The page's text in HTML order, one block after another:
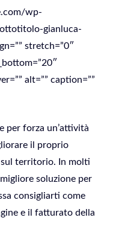
wp-
gianluca-
stretch=”0″
alt=”” caption=””
per forza un’attività
il proprio
territorio. In molti
soluzione per
consigliarti come
e il fatturato della